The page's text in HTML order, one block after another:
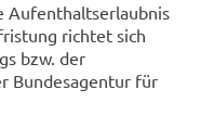
Aufenthaltserlaubnis
richtet sich
bzw. der
Bundesagentur für